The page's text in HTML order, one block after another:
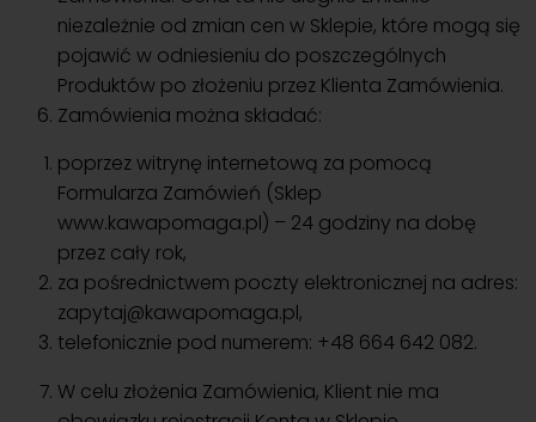
niezależnie od zmian cen w Sklepie, które mogą się
pojawić w odniesieniu do poszczególnych
Produktów po złożeniu przez Klienta Zamówienia.
Zamówienia można składać:
poprzez witrynę internetową za pomocą
Formularza Zamówień (Sklep
www.kawapomaga.pl) – 24 godziny na dobę
przez cały rok,
za pośrednictwem poczty elektronicznej na adres:
zapytaj@kawapomaga.pl,
telefonicznie pod numerem: +48 664 642 082.
W celu złożenia Zamówienia, Klient nie ma